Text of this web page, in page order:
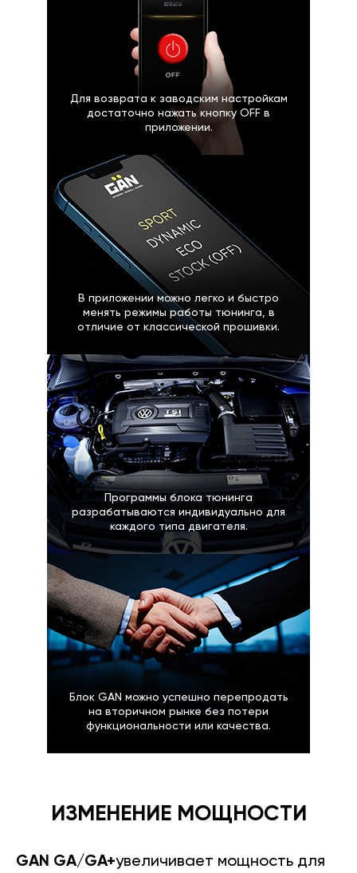
Для возврата к заводским настройкам
достаточно нажать кнопку OFF в
приложении.
В приложении можно легко и быстро
менять режимы работы тюнинга, в
отличие от классической прошивки.
Программы блока тюнинга
разрабатываются индивидуально для
каждого типа двигателя.
Блок GAN можно успешно перепродать
на вторичном рынке без потери
функциональности или качества.
ИЗМЕНЕНИЕ МОЩНОСТИ
GAN GA/GA+увеличивает мощность для